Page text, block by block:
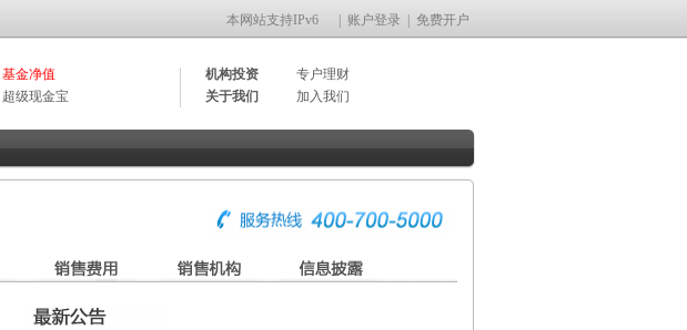
本网站支持IPv6 账户登录 免费开户
基金净值
超级现金宝
机构投资
专户理财
关于我们
加入我们